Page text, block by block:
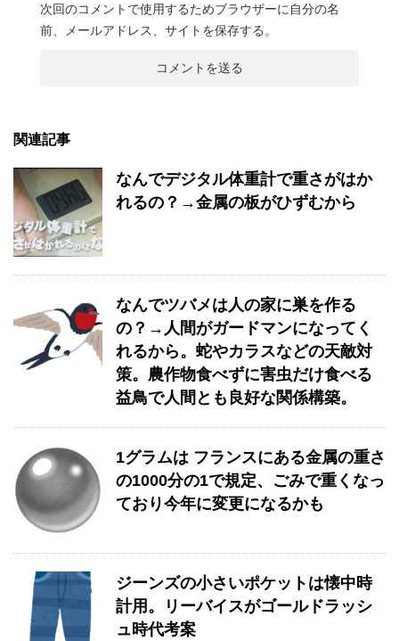
次回のコメントで使用するためブラウザーに自分の名
前、メールアドレス、サイトを保存する。
関連記事
なんでデジタル体重計で重さがはか
れるの？→金属の板がひずむから
なんでツバメは人の家に巣を作る
の？→人間がガードマンになってく
れるから。蛇やカラスなどの天敵対
策。農作物食べずに害虫だけ食べる
益鳥で人間とも良好な関係構築。
1グラムは フランスにある金属の重さ
の1000分の1で規定、ごみで重くなっ
ており今年に変更になるかも
ジーンズの小さいポケットは懐中時
計用。リーバイスがゴールドラッシ
ュ時代考案